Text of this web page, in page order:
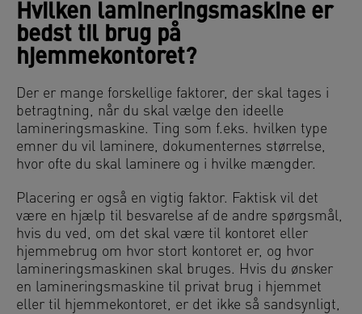
Hvilken lamineringsmaskine er
bedst til brug på
hjemmekontoret?
Der er mange forskellige faktorer, der skal tages i
betragtning, når du skal vælge den ideelle
lamineringsmaskine. Ting som f.eks. hvilken type
emner du vil laminere, dokumenternes størrelse,
hvor ofte du skal laminere og i hvilke mængder.
Placering er også en vigtig faktor. Faktisk vil det
være en hjælp til besvarelse af de andre spørgsmål,
hvis du ved, om det skal være til kontoret eller
hjemmebrug om hvor stort kontoret er, og hvor
lamineringsmaskinen skal bruges. Hvis du ønsker
en lamineringsmaskine til privat brug i hjemmet
eller til hjemmekontoret, er det ikke så sandsynligt,